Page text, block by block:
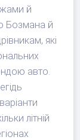
й
Бозмана й
які
авто.
літній